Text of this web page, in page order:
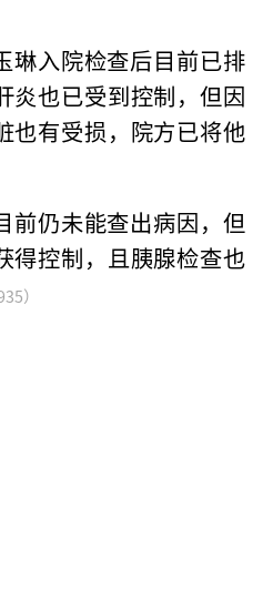
琳入院检查后目前已排
炎也已受到控制，但因
也有受损，院方已将他
前仍未能查出病因，但
得控制，且胰腺检查也
）